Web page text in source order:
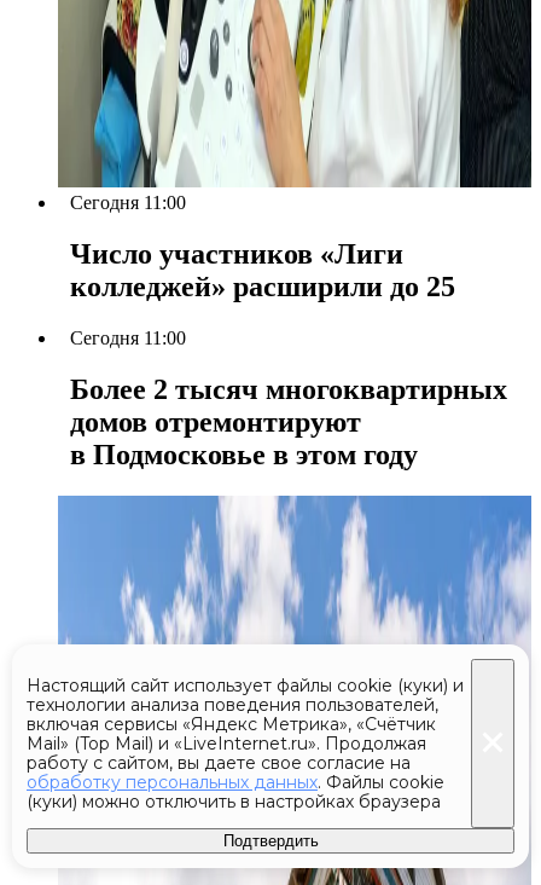
Сегодня 11:00
Число участников «Лиги
колледжей» расширили до 25
Сегодня 11:00
Более 2 тысяч многоквартирных
домов отремонтируют
в Подмосковье в этом году
Настоящий сайт использует файлы cookie (куки) и
технологии анализа поведения пользователей,
включая сервисы «Яндекс Метрика», «Счётчик
Mail» (Top Mail) и «LiveInternet.ru». Продолжая
работу с сайтом, вы даете свое согласие на
обработку персональных данных. Файлы cookie
(куки) можно отключить в настройках браузера
Подтвердить